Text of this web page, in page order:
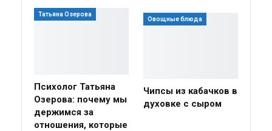
Татьяна Озерова
Психолог Татьяна
Озерова: почему мы
держимся за
отношения, которые
Овощные блюда
Чипсы из кабачков в
духовке с сыром